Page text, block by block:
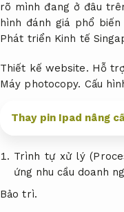
rõ mình đang ở đâu
hình đánh giá phổ
Phát triển Kinh tế
Thiết kế website. Hỗ
Máy photocopy. Cấu
Thay pin Ipad nâng
Trình tự xử lý
ứng nhu cầu doanh
Bảo trì.